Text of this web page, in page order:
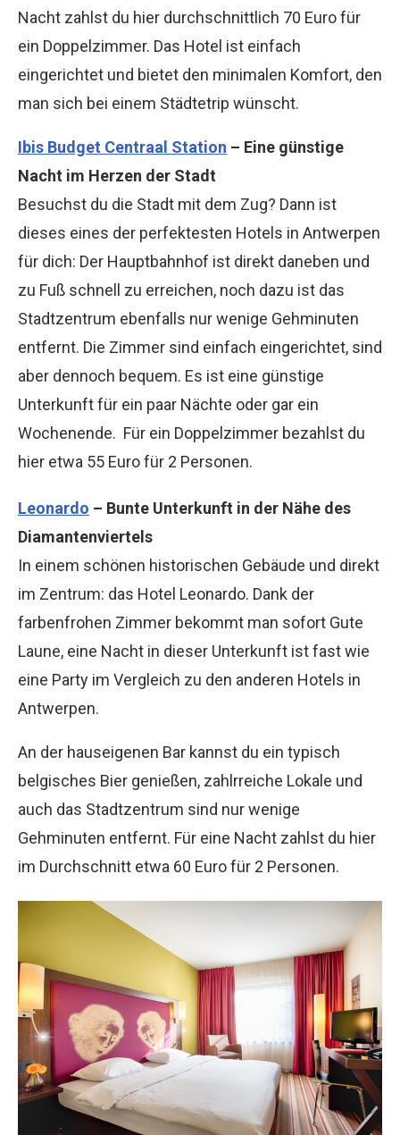
Nacht zahlst du hier durchschnittlich 70 Euro für
ein Doppelzimmer. Das Hotel ist einfach
eingerichtet und bietet den minimalen Komfort, den
man sich bei einem Städtetrip wünscht.
Ibis Budget Centraal Station – Eine günstige
Nacht im Herzen der Stadt
Besuchst du die Stadt mit dem Zug? Dann ist
dieses eines der perfektesten Hotels in Antwerpen
für dich: Der Hauptbahnhof ist direkt daneben und
zu Fuß schnell zu erreichen, noch dazu ist das
Stadtzentrum ebenfalls nur wenige Gehminuten
entfernt. Die Zimmer sind einfach eingerichtet, sind
aber dennoch bequem. Es ist eine günstige
Unterkunft für ein paar Nächte oder gar ein
Wochenende. Für ein Doppelzimmer bezahlst du
hier etwa 55 Euro für 2 Personen.
Leonardo – Bunte Unterkunft in der Nähe des
Diamantenviertels
In einem schönen historischen Gebäude und direkt
im Zentrum: das Hotel Leonardo. Dank der
farbenfrohen Zimmer bekommt man sofort Gute
Laune, eine Nacht in dieser Unterkunft ist fast wie
eine Party im Vergleich zu den anderen Hotels in
Antwerpen.
An der hauseigenen Bar kannst du ein typisch
belgisches Bier genießen, zahlrreiche Lokale und
auch das Stadtzentrum sind nur wenige
Gehminuten entfernt. Für eine Nacht zahlst du hier
im Durchschnitt etwa 60 Euro für 2 Personen.